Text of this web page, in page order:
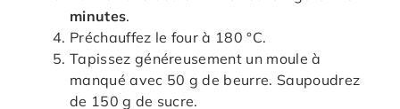
minutes.
Préchauffez le four à 180 °C.
Tapissez généreusement un moule à
manqué avec 50 g de beurre. Saupoudrez
de 150 g de sucre.